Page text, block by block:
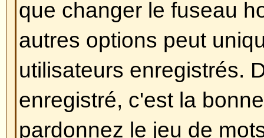
identifier certains utilisateurs,
administrateurs peuvent avoir
leur est propre. Veuillez ne pas
le forum dans le but d'élever
probablement un modérateur
vous abaissera simplement le